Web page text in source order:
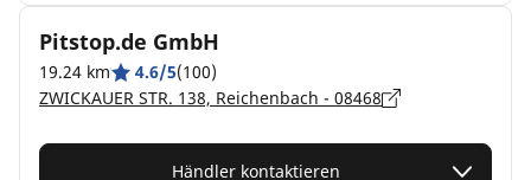
Pitstop.de GmbH
19.24 km 4.6/5(100)
ZWICKAUER STR. 138, Reichenbach - 08468
Händler kontaktieren